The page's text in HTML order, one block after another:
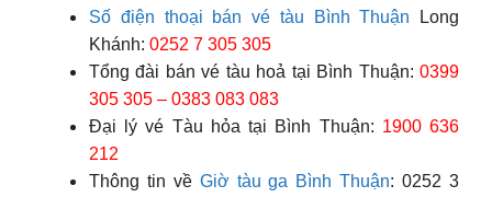
Số điện thoại bán vé tàu Bình Thuận Long
Khánh: 0252 7 305 305
Tổng đài bán vé tàu hoả tại Bình Thuận: 0399
305 305 – 0383 083 083
Đại lý vé Tàu hỏa tại Bình Thuận: 1900 636
212
Thông tin về Giờ tàu ga Bình Thuận: 0252 3